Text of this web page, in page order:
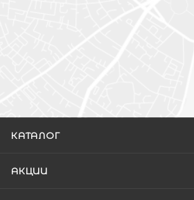
КАТАЛОГ
АКЦИИ